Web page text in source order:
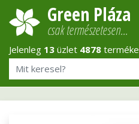
Green Pláza
csak természetesen…
Jelenleg 13 üzlet 4878